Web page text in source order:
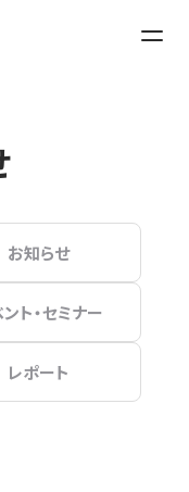
お知らせ
ト・セミナー
レポート